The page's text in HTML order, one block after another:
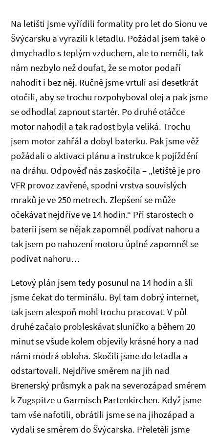
Na letišti jsme vyřídili formality pro let do Sionu ve
Švýcarsku a vyrazili k letadlu. Požádal jsem také o
dmychadlo s teplým vzduchem, ale to neměli, tak
nám nezbylo než doufat, že se motor podaří
nahodit i bez něj. Ručně jsme vrtuli asi desetkrát
otočili, aby se trochu rozpohyboval olej a pak jsme
se odhodlal zapnout startér. Po druhé otáčce
motor nahodil a tak radost byla veliká. Trochu
jsem motor zahřál a dobyl baterku. Pak jsme věž
požádali o aktivaci plánu a instrukce k pojíždění
na dráhu. Odpověď nás zaskočila – „letiště je pro
VFR provoz zavřené, spodní vrstva souvislých
mraků je ve 250 metrech. Zlepšení se může
očekávat nejdříve ve 14 hodin.“ Při starostech o
baterii jsem se nějak zapomněl podívat nahoru a
tak jsem po nahození motoru úplně zapomněl se
podívat nahoru…
Letový plán jsem tedy posunul na 14 hodin a šli
jsme čekat do terminálu. Byl tam dobrý internet,
tak jsem alespoň mohl trochu pracovat. V půl
druhé začalo probleskávat sluníčko a během 20
minut se všude kolem objevily krásné hory a nad
námi modrá obloha. Skočili jsme do letadla a
odstartovali. Nejdříve směrem na jih nad
Brenerský průsmyk a pak na severozápad směrem
k Zugspitze u Garmisch Partenkirchen. Když jsme
tam vše nafotili, obrátili jsme se na jihozápad a
vydali se směrem do Švýcarska. Přeletěli jsme